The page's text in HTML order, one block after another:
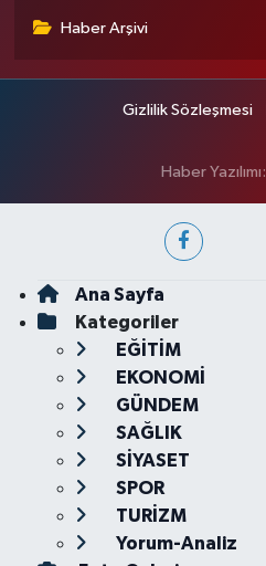
Haber Arşivi
Gizlilik Sözleşmesi
Haber Yazılımı:
Ana Sayfa
Kategoriler
EĞİTİM
EKONOMİ
GÜNDEM
SAĞLIK
SİYASET
SPOR
TURİZM
Yorum-Analiz